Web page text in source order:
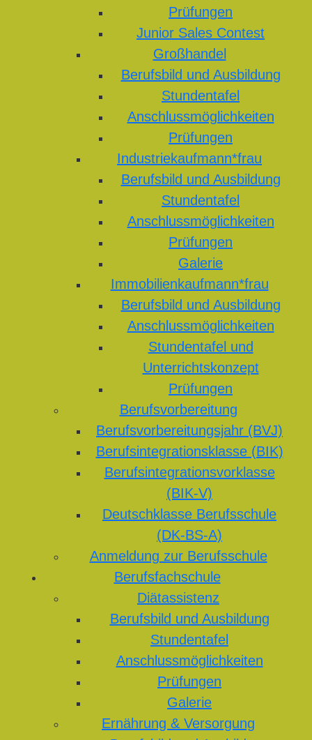
Prüfungen
Junior Sales Contest
Großhandel
Berufsbild und Ausbildung
Stundentafel
Anschlussmöglichkeiten
Prüfungen
Industriekaufmann*frau
Berufsbild und Ausbildung
Stundentafel
Anschlussmöglichkeiten
Prüfungen
Galerie
Immobilienkaufmann*frau
Berufsbild und Ausbildung
Anschlussmöglichkeiten
Stundentafel und
Unterrichtskonzept
Prüfungen
Berufsvorbereitung
Berufsvorbereitungsjahr (BVJ)
Berufsintegrationsklasse (BIK)
Berufsintegrationsvorklasse
(BIK-V)
Deutschklasse Berufsschule
(DK-BS-A)
Anmeldung zur Berufsschule
Berufsfachschule
Diätassistenz
Berufsbild und Ausbildung
Stundentafel
Anschlussmöglichkeiten
Prüfungen
Galerie
Ernährung & Versorgung